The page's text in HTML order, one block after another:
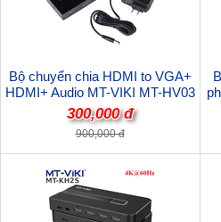
Bộ chuyển chia HDMI to VGA+
HDMI+ Audio MT-VIKI MT-HV03
cao cấp
300,000 đ
900,000 đ